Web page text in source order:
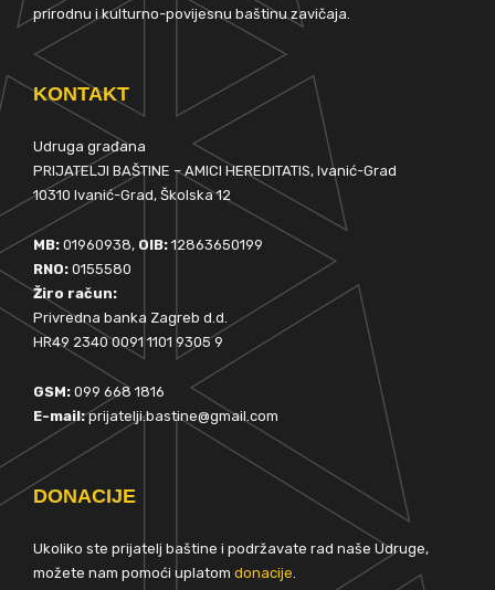
prirodnu i kulturno-povijesnu baštinu zavičaja.
KONTAKT
Udruga građana
PRIJATELJI BAŠTINE – AMICI HEREDITATIS, Ivanić-Grad
10310 Ivanić-Grad, Školska 12
MB: 01960938, OIB: 12863650199
RNO: 0155580
Žiro račun:
Privredna banka Zagreb d.d.
HR49 2340 0091 1101 9305 9
GSM: 099 668 1816
E-mail:prijatelji.bastine@gmail.com
DONACIJE
Ukoliko ste prijatelj baštine i podržavate rad naše Udruge,
možete nam pomoći uplatom donacije